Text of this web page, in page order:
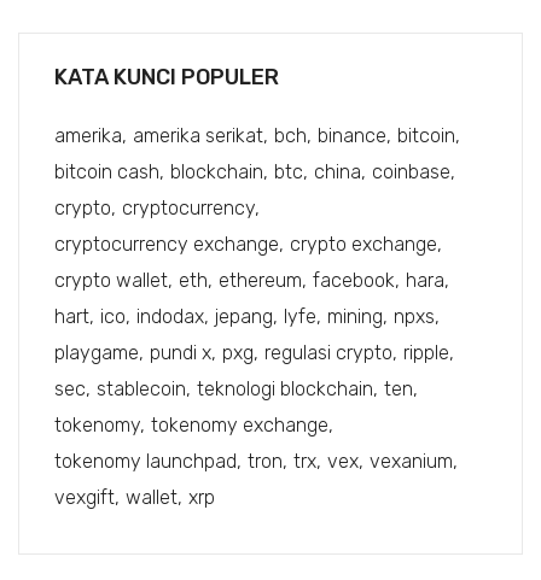
KATA KUNCI POPULER
amerika amerika serikat bch binance
bitcoin
bitcoin cash
blockchain btc china coinbase
crypto cryptocurrency
cryptocurrency exchange crypto exchange
crypto wallet eth ethereum facebook hara
hart ico indodax jepang lyfe mining npxs
playgame pundi x pxg regulasi crypto ripple
sec stablecoin teknologi blockchain ten
tokenomy tokenomy exchange
tokenomy launchpad tron trx vex vexanium
vexgift wallet xrp